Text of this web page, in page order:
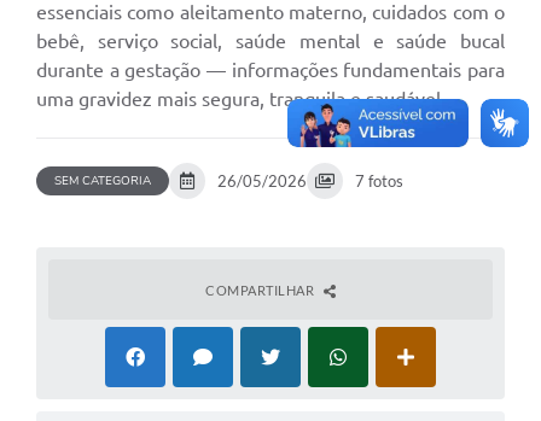
essenciais como aleitamento materno, cuidados com o
bebê, serviço social, saúde mental e saúde bucal
durante a gestação — informações fundamentais para
uma gravidez mais segura, tranquila e saudável.
SEM CATEGORIA 26/05/2026 7 fotos
COMPARTILHAR